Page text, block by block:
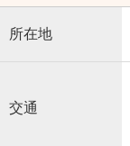
所在地
交通